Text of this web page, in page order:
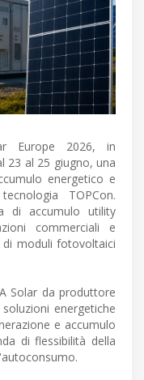
Europe 2026, in
23 al 25 giugno, una
energetico e
TOPCon.
di accumulo utility
commerciali e
moduli fotovoltaici
Solar da produttore
energetiche
e accumulo
di flessibilità della